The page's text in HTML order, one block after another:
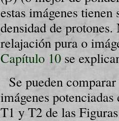
estas imágenes
densidad de
relajación pura o
Capítulo 10 se
Se pueden
imágenes
T1 y T2 de las